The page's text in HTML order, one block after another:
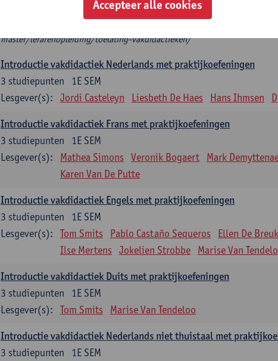
Niet zeker welke (Introductie) vakdidactiek je op basis van je diploma mag
master/lerarenopleiding/toelating-vakdidactieken/
Introductie vakdidactiek Nederlands met praktijkoefeningen
1E SEM
3 studiepunten
Lesgever(s):
Jordi Casteleyn Liesbeth De Haes Hans Ihmsen
Introductie vakdidactiek Frans met praktijkoefeningen
1E SEM
3 studiepunten
Lesgever(s):
Mathea Simons Veronik Bogaert Mark
Karen Van De Putte
Introductie vakdidactiek Engels met praktijkoefeningen
1E SEM
3 studiepunten
Lesgever(s):
Tom Smits Pablo Castaño Sequeros Ellen De
Ilse Mertens Jokelien Strobbe Marise Van
Introductie vakdidactiek Duits met praktijkoefeningen
1E SEM
3 studiepunten
Lesgever(s):
Tom Smits Marise Van Tendeloo
Introductie vakdidactiek Nederlands niet thuistaal met
1E SEM
3 studiepunten
Accepteer alle cookies